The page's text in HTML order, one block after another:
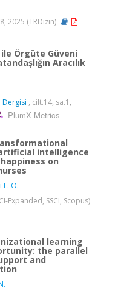
2025 (TRDizin)
Örgüte Güveni
Aracılık
Dergisi , cilt.14, sa.1,
PlumX Metrics
intelligence
on
L. O.
Expanded, SSCI, Scopus)
learning
the parallel
and